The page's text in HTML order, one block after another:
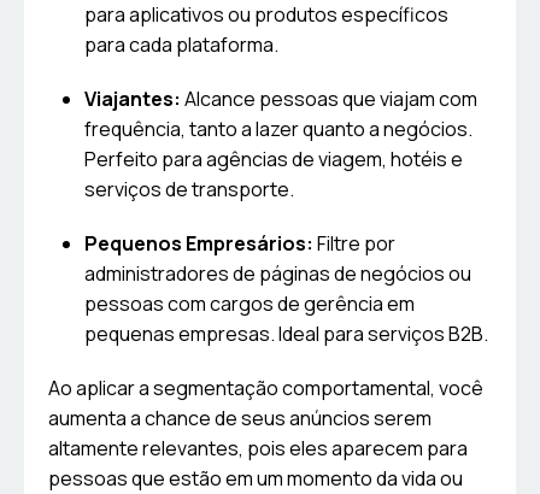
para aplicativos ou produtos específicos
para cada plataforma.
Viajantes: Alcance pessoas que viajam com
frequência, tanto a lazer quanto a negócios.
Perfeito para agências de viagem, hotéis e
serviços de transporte.
Pequenos Empresários: Filtre por
administradores de páginas de negócios ou
pessoas com cargos de gerência em
pequenas empresas. Ideal para serviços B2B.
Ao aplicar a segmentação comportamental, você
aumenta a chance de seus anúncios serem
altamente relevantes, pois eles aparecem para
pessoas que estão em um momento da vida ou